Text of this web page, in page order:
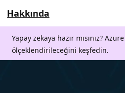
Hakkında
Yapay zekaya hazır mısınız?
ölçeklendirileceğini keşfedin.